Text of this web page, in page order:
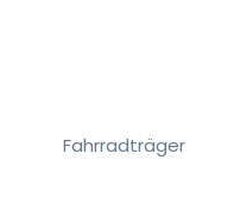
Fahrradträger